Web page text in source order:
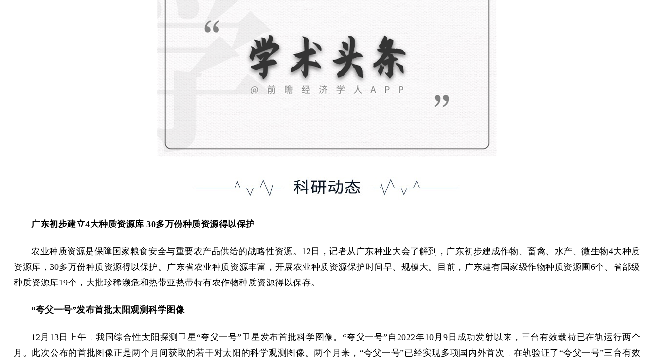
广东初步建立4大种质资源库 30多万份种质资源得以保护
农业种质资源是保障国家粮食安全与重要农产品供给的战略性资源。12日，记者从广东种业大会了解到，广东初步建成作物、畜禽、水产、微生物4大种质
资源库，30多万份种质资源得以保护。广东省农业种质资源丰富，开展农业种质资源保护时间早、规模大。目前，广东建有国家级作物种质资源圃6个、省部级
种质资源库19个，大批珍稀濒危和热带亚热带特有农作物种质资源得以保存。
“夸父一号”发布首批太阳观测科学图像
12月13日上午，我国综合性太阳探测卫星“夸父一号”卫星发布首批科学图像。“夸父一号”自2022年10月9日成功发射以来，三台有效载荷已在轨运行两个
月。此次公布的首批图像正是两个月间获取的若干对太阳的科学观测图像。两个月来，“夸父一号”已经实现多项国内外首次，在轨验证了“夸父一号”三台有效